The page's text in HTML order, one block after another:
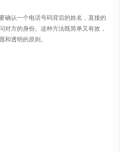
确认一个电话号码背后的姓名，直接的
对方的身份。这种方法既简单又有效，
和透明的原则。